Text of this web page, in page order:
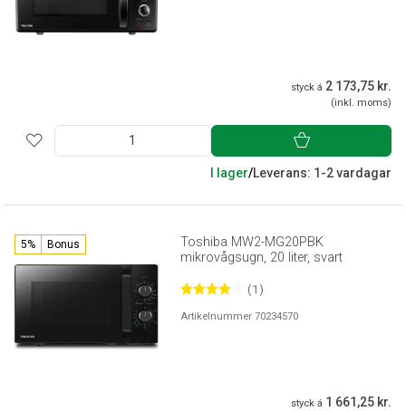
styck á 2 173,75 kr.
(inkl. moms)
I lager/Leverans: 1-2 vardagar
5% Bonus
Toshiba MW2-MG20PBK
mikrovågsugn, 20 liter, svart
(1)
Artikelnummer 70234570
styck á 1 661,25 kr.